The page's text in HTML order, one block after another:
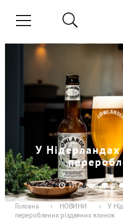
У
11-12-2019 0
Головна › НОВИНИ ›
У
перероблених різдвяних ялинок